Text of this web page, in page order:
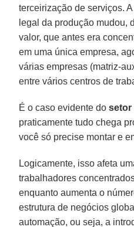
terceirização de serviços.
legal da produção mudou,
valor, que antes era
em uma única empresa,
várias empresas (matriz-
entre vários centros de
É o caso evidente dosetor
praticamente tudo chega
você só precise montar e
Logicamente, isso afeta
trabalhadores
enquanto aumenta o
estrutura de negócios
automação, ou seja, a